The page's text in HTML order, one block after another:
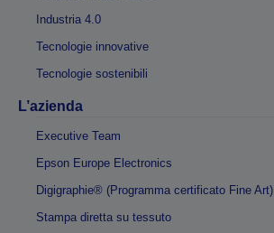
Industria 4.0
Tecnologie innovative
Tecnologie sostenibili
L’azienda
Executive Team
Epson Europe Electronics
Digigraphie® (Programma certificato Fine Art)
Stampa diretta su tessuto